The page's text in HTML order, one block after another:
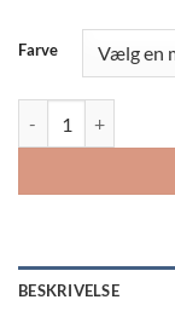
Farve
BESKRIVELSE